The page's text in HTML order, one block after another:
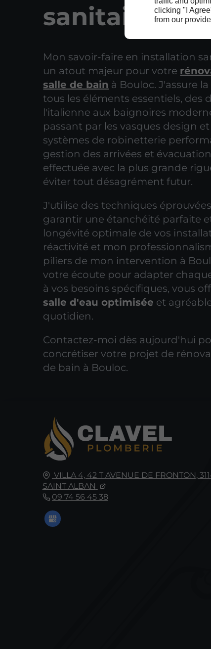
clicking "I
from our
sanitaire à
Mon savoir-faire en installation
un atout majeur pour votre
salle de bain à Bouloc. J'assure
tous les éléments essentiels, des
l'italienne aux baignoires
passant par les vasques design et
systèmes de robinetterie
gestion des arrivées et
effectuée avec la plus grande
éviter tout désagrément futur.
J'utilise des techniques
garantir une étanchéité parfaite
longévité optimale de vos
réactivité et mon
piliers de mon intervention à
votre écoute pour adapter
à vos besoins spécifiques, vous
salle d'eau optimisée et
quotidien.
Contactez-moi dès aujourd'hui
concrétiser votre projet de
de bain à Bouloc.
VILLA 4, 42 T AVENUE DE FRONTON,
SAINT ALBAN
09 74 56 45 38